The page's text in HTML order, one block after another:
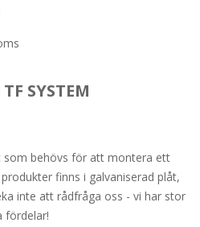
SYSTEM
som behövs för att montera ett
finns i galvaniserad plåt,
inte att rådfråga oss - vi har stor
fördelar!